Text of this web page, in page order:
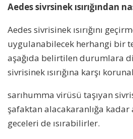
Aedes sivrsinek ısırığından
Aedes sivrisinek ısırığını
uygulanabilecek herhangi bir
aşağıda belirtilen durumlara
sivrisinek ısırığına karşı
sarıhumma virüsü taşıyan
şafaktan alacakaranlığa
geceleri de ısırabilirler.